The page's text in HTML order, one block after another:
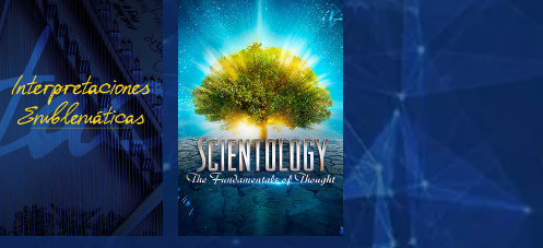
EXPLORA LAS
SERIES
VE